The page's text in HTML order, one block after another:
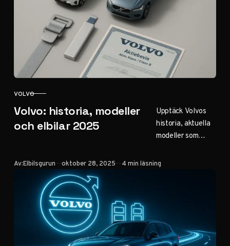
laddning och
köptips.
KATEGORI
VOLVO
Volvo: historia, modeller
och elbilar 2025
Upptäck Volvos
historia, aktuella
modeller som
säkerhetsinnovati
populära bilar för
familjer i Sverige.
Av:Elbilsgurun Publicerad
oktober 28, 2025 4 min läsning